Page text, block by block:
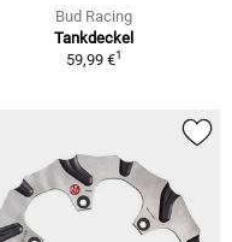
Bud Racing
Tankdeckel
59,99 €1